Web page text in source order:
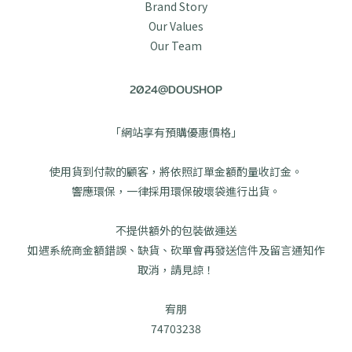
Brand Story
Our Values
Our Team
2024@DOUSHOP
「網站享有預購優惠價格」
使用貨到付款的顧客，將依照訂單金額酌量收訂金。
響應環保，一律採用環保破壞袋進行出貨。
不提供額外的包裝做運送
如遇系統商金額錯誤、缺貨、砍單會再發送信件及留言通知作
取消，請見諒！
宥朋
74703238